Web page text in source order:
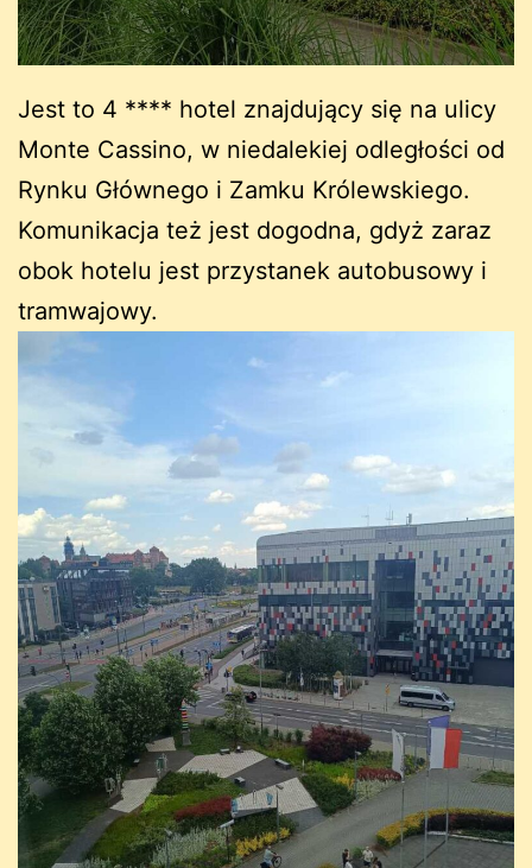
Jest to 4 **** hotel znajdujący się na ulicy
Monte Cassino, w niedalekiej odległości od
Rynku Głównego i Zamku Królewskiego.
Komunikacja też jest dogodna, gdyż zaraz
obok hotelu jest przystanek autobusowy i
tramwajowy.